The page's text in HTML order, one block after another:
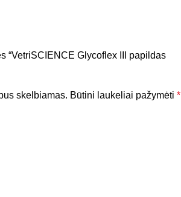
“VetriSCIENCE Glycoflex III papildas
skelbiamas. Būtini laukeliai pažymėti *